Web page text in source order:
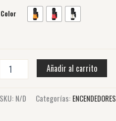
Color
Añadir al carrito
SKU: N/D Categorías: ENCENDEDORES